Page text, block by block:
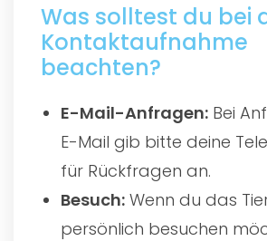
Was solltest du bei
Kontaktaufnahme
beachten?
E-Mail-Anfragen: Bei
E-Mail gib bitte deine
für Rückfragen an.
Besuch: Wenn du das
persönlich besuchen